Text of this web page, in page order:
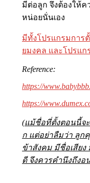
มีต่อลูก จึงต้องให้
หน่อยนั่นเอง
มีทั้งโปรแกรมการ
ยมงคล และโปรแ
Reference:
https://
https://
(แม้ชื่อที่ตั้งตอนนี้จ
ก แต่อย่าลืมว่า ลูก
ข้าสังคม มีชื่อเสีย
ดี จึงควรคำนึงถึง